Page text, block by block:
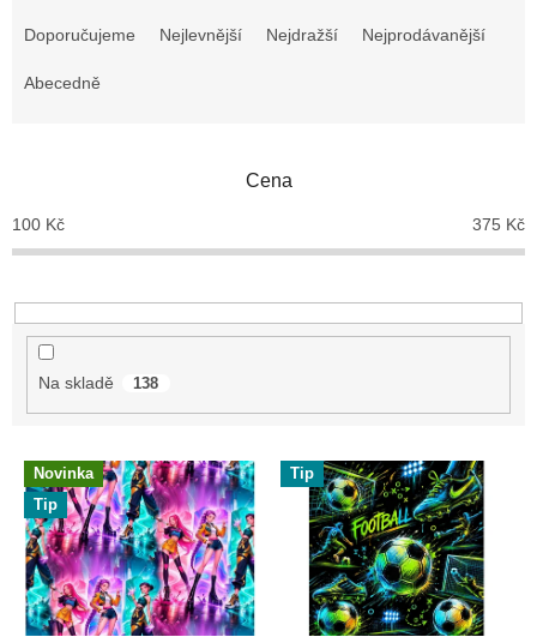
o
d
k
t
Doporučujeme Nejlevnější Nejdražší Nejprodávanější
Abecedně
Cena
100 Kč 375 Kč
Na skladě 138
V Novinka
Tip
Tip